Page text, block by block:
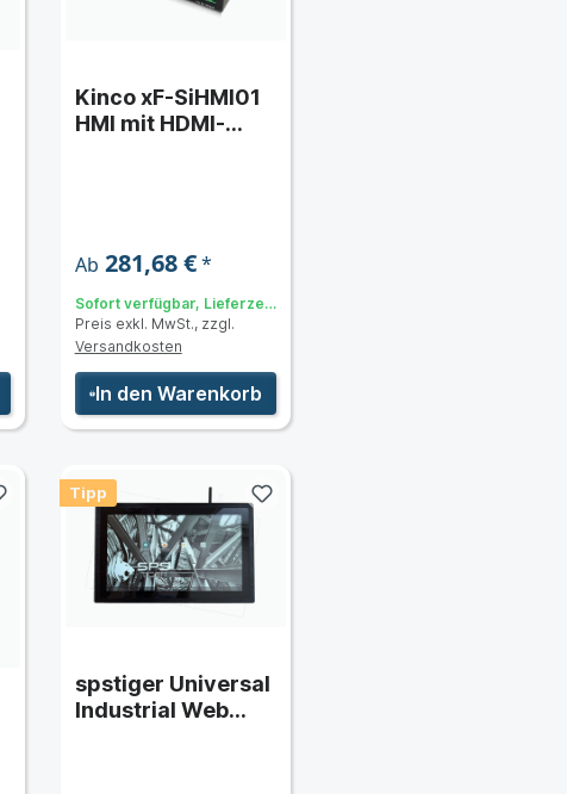
Kinco xF-SiHMI01
HMI mit HDMI-
Ab 281,68 €*
Sofort verfügbar, Lieferzeit:
3 bis 5 Tage
Preis exkl. MwSt., zzgl.
Versandkosten
In den Warenkorb
Tipp
spstiger Universal
Industrial Web